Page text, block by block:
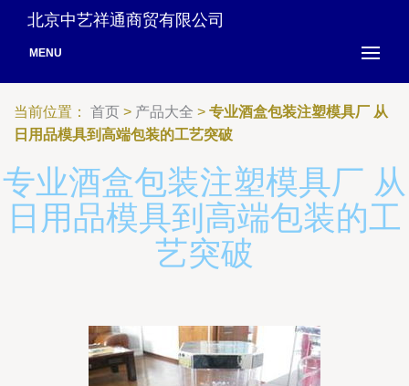
北京中艺祥通商贸有限公司
MENU
当前位置： 首页 > 产品大全 > 专业酒盒包装注塑模具厂 从
日用品模具到高端包装的工艺突破
专业酒盒包装注塑模具厂 从
日用品模具到高端包装的工
艺突破